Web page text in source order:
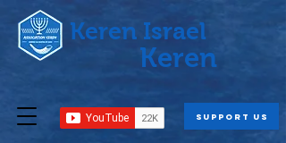
Keren Israel
Support us
Keren